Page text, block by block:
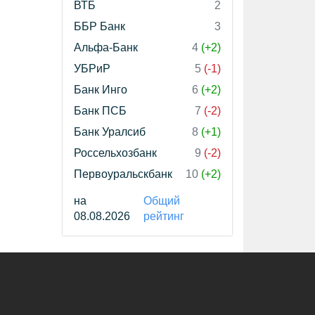
ВТБ
2
ББР Банк
3
Альфа-Банк
4 (+2)
УБРиР
5 (-1)
Банк Инго
6 (+2)
Банк ПСБ
7 (-2)
Банк Уралсиб
8 (+1)
Россельхозбанк
9 (-2)
Первоуральскбанк
10 (+2)
на
08.08.2026
Общий
рейтинг